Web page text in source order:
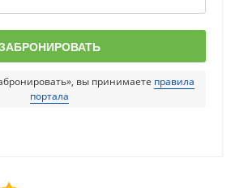
вы принимаете правила
портала